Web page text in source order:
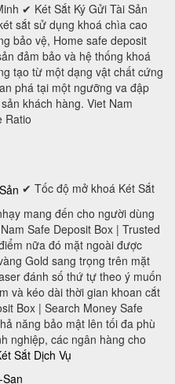
✔ Két Sắt Ký Gửi Tài Sản
sắt sử dụng khoá chìa cao
bảo vệ, Home safe deposit
đảm bảo và hệ thống khoá
tạo từ một dạng vật chất cứng
phá tại một ngưỡng va đập
khách hàng. Viet Nam
Ratio
✔ Tốc độ mở khoá Két Sắt
mang đến cho người dùng
Safe Deposit Box | Trusted
nữa đó mặt ngoài được
Gold sang trọng trên mặt
đánh số thứ tự theo ý muốn
và kéo dài thời gian khoan cắt
Box | Search Money Safe
năng bảo mật lên tối đa phù
nghiệp, các ngân hàng cho
Sắt Dịch Vụ